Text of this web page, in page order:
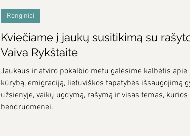
Kviečiame į jaukų susitikimą su
Vaiva Rykštaite
Jaukaus ir atviro pokalbio metu galėsime kalbėtis apie
kūrybą, emigraciją, lietuviškos tapatybės išsaugojimą
užsienyje, vaikų ugdymą, rašymą ir visas temas, kurios
bendruomenei.
Renginiai